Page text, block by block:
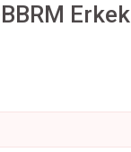
Erkek